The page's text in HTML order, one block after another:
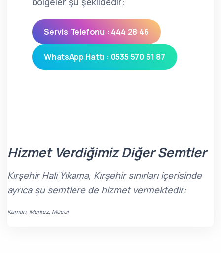
Servis Telefonu : 444 28 46
WhatsApp Hattı : 0535 570 61 87
Hizmet Verdiğimiz Diğer Semtler
Kırşehir Halı Yıkama, Kırşehir sınırları içerisinde
ayrıca şu semtlere de hizmet vermektedir:
Kaman, Merkez, Mucur